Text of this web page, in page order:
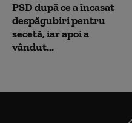
PSD după ce a încasat
despăgubiri pentru
secetă, iar apoi a
vândut...